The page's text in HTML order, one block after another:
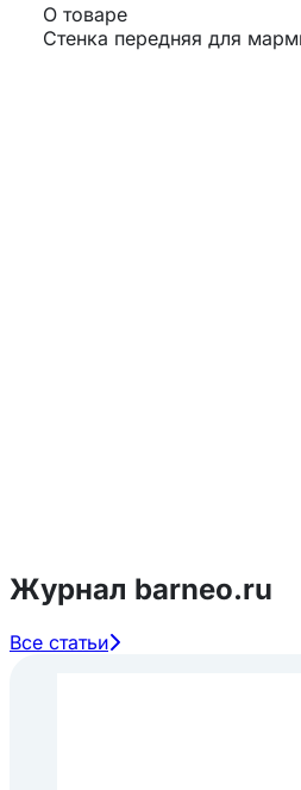
О товаре
Стенка передняя для
Журнал barneo.ru
Все статьи